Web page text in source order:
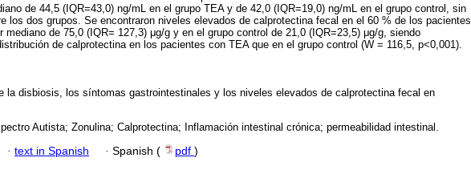
de 44,5 (IQR=43,0) ng/mL en el grupo TEA y de 42,0 (IQR=19,0) ng/mL en el grupo control, sin
los dos grupos. Se encontraron niveles elevados de calprotectina fecal en el 60 % de los pacientes
mediano de 75,0 (IQR= 127,3) μg/g y en el grupo control de 21,0 (IQR=23,5) μg/g, siendo
de calprotectina en los pacientes con TEA que en el grupo control (W = 116,5, p<0,001).
la disbiosis, los síntomas gastrointestinales y los niveles elevados de calprotectina fecal en
Autista; Zonulina; Calprotectina; Inflamación intestinal crónica; permeabilidad intestinal.
· text in Spanish · Spanish ( pdf )